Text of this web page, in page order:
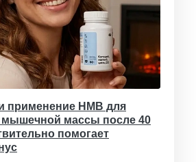
применение HMB для
мышечной массы после 40
помогает